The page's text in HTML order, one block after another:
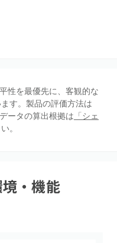
性を最優先に、客観的な
す。製品の評価方法は
ータの算出根拠は 「シェ
。
・機能